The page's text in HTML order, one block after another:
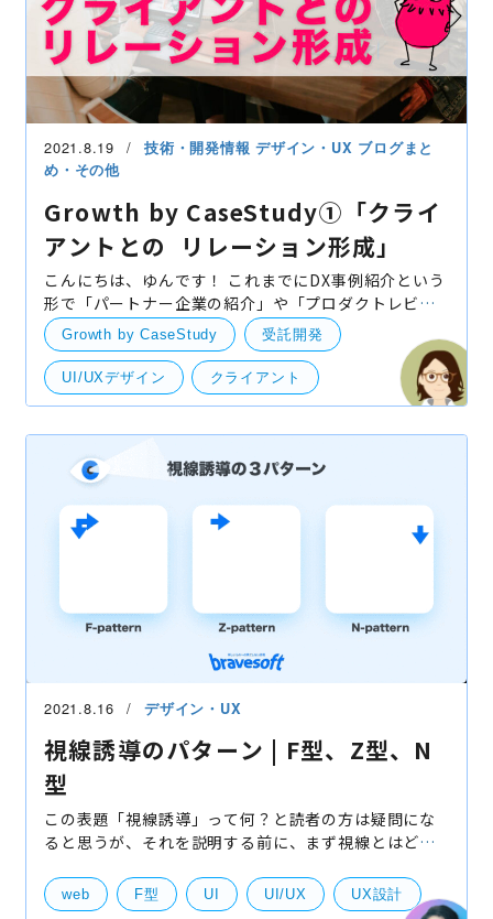
2021.8.19 技術・開発情報デザイン・UX ブログまと
め・その他
Growth by CaseStudy①「クライ
アントとの リレーション形成」
こんにちは、ゆんです！ これまでにDX事例紹介という
形で「パートナー企業の紹介」や「プロダクトレビュ
ー」などに関してご紹介させて頂きましたが、組織変
更に伴いDX UNITがGrowth byグループに名称変更し
ましたの
Growth by CaseStudy 受託開発
UI/UXデザイン クライアント
UI・UXデザイン 運用保守・マーケティング
2021.8.16 デザイン・UX
視線誘導のパターン | F型、Z型、N
型
この表題「視線誘導」って何？と読者の方は疑問にな
ると思うが、それを説明する前に、まず視線とはどん
数の内容に注目できなく、限られている範囲しか見る
ことが
web F型 UI UI/UX UX設計